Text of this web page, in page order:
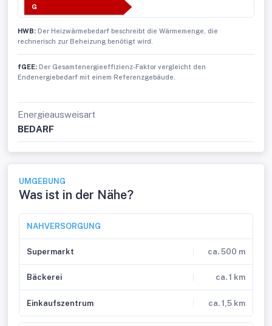
G
HWB: Der Heizwärmebedarf beschreibt die Wärmemenge, die
rechnerisch zur Beheizung benötigt wird.
fGEE: Der Gesamtenergieeffizienz-Faktor vergleicht den
Endenergiebedarf mit einem Referenzgebäude.
Energieausweisart
BEDARF
UMGEBUNG
Was ist in der Nähe?
NAHVERSORGUNG
Supermarkt ca. 500 m
Bäckerei ca. 1 km
Einkaufszentrum ca. 1,5 km